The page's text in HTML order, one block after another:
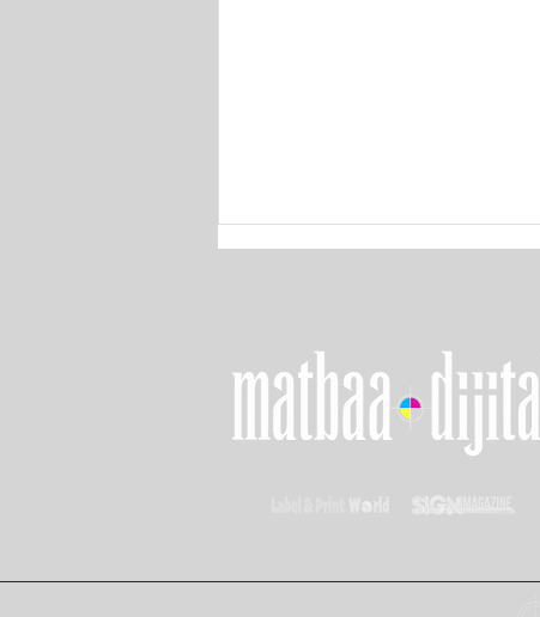
LOUPE Americas 2026'da
Gücünü Gösteriyor